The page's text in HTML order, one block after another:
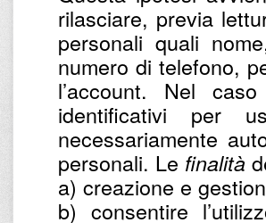
rilasciare, previa
personali quali
numero di telefono,
l’account. Nel
identificativi per
necessariamente
personali. Le finalità
a) creazione e
b) consentire